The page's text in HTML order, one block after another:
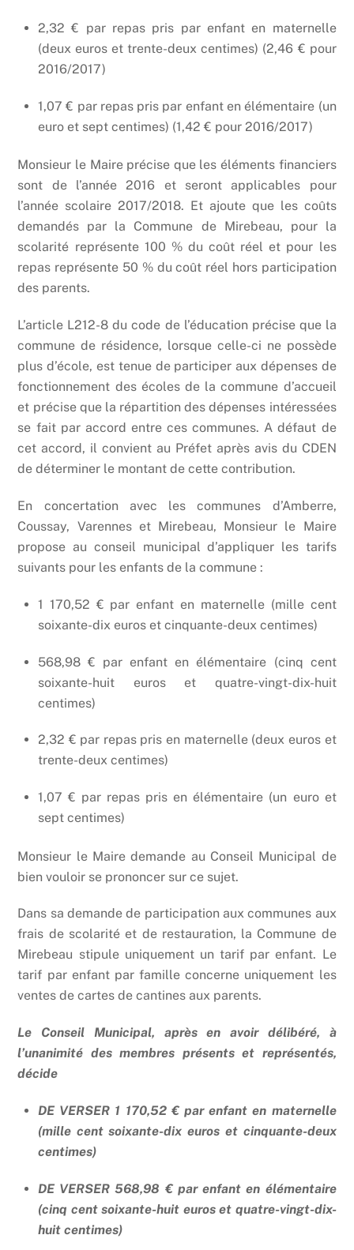
2,32 € par repas pris par enfant en maternelle
(deux euros et trente-deux centimes) (2,46 € pour
2016/2017)
1,07 € par repas pris par enfant en élémentaire (un
euro et sept centimes) (1,42 € pour 2016/2017)
Monsieur le Maire précise que les éléments financiers
sont de l’année 2016 et seront applicables pour
l’année scolaire 2017/2018. Et ajoute que les coûts
demandés par la Commune de Mirebeau, pour la
scolarité représente 100 % du coût réel et pour les
repas représente 50 % du coût réel hors participation
des parents.
L’article L212-8 du code de l’éducation précise que la
commune de résidence, lorsque celle-ci ne possède
plus d’école, est tenue de participer aux dépenses de
fonctionnement des écoles de la commune d’accueil
et précise que la répartition des dépenses intéressées
se fait par accord entre ces communes. A défaut de
cet accord, il convient au Préfet après avis du CDEN
de déterminer le montant de cette contribution.
En concertation avec les communes d’Amberre,
Coussay, Varennes et Mirebeau, Monsieur le Maire
propose au conseil municipal d’appliquer les tarifs
suivants pour les enfants de la commune :
1 170,52 € par enfant en maternelle (mille cent
soixante-dix euros et cinquante-deux centimes)
568,98 € par enfant en élémentaire (cinq cent
soixante-huit euros et quatre-vingt-dix-huit
centimes)
2,32 € par repas pris en maternelle (deux euros et
trente-deux centimes)
1,07 € par repas pris en élémentaire (un euro et
sept centimes)
Monsieur le Maire demande au Conseil Municipal de
bien vouloir se prononcer sur ce sujet.
Dans sa demande de participation aux communes aux
frais de scolarité et de restauration, la Commune de
Mirebeau stipule uniquement un tarif par enfant. Le
tarif par enfant par famille concerne uniquement les
ventes de cartes de cantines aux parents.
Le Conseil Municipal, après en avoir délibéré, à
l’unanimité des membres présents et représentés,
décide
DE VERSER 1 170,52 € par enfant en maternelle
(mille cent soixante-dix euros et cinquante-deux
centimes)
DE VERSER 568,98 € par enfant en élémentaire
(cinq cent soixante-huit euros et quatre-vingt-dix-
huit centimes)